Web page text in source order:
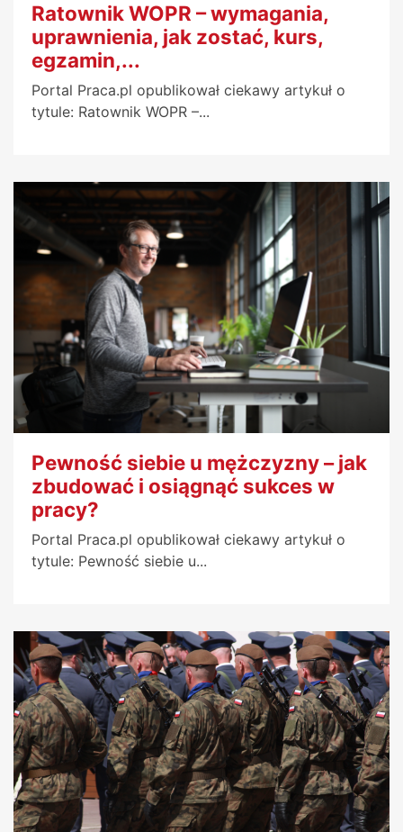
Ratownik WOPR – wymagania,
uprawnienia, jak zostać, kurs,
egzamin,...
Portal Praca.pl opublikował ciekawy artykuł o
tytule: Ratownik WOPR –...
Pewność siebie u mężczyzny – jak
zbudować i osiągnąć sukces w
pracy?
Portal Praca.pl opublikował ciekawy artykuł o
tytule: Pewność siebie u...